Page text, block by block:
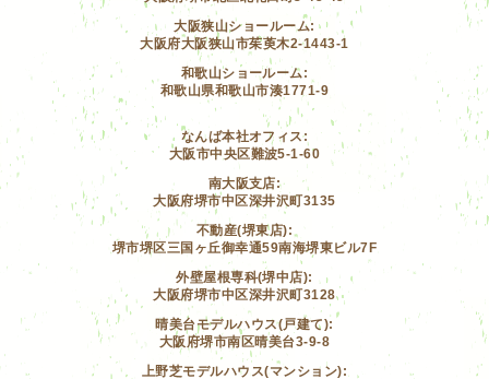
大阪狭山ショールーム:
大阪府大阪狭山市茱萸木2-1443-1
和歌山ショールーム:
和歌山県和歌山市湊1771-9
なんば本社オフィス:
大阪市中央区難波5-1-60
南大阪支店:
大阪府堺市中区深井沢町3135
不動産(堺東店):
堺市堺区三国ヶ丘御幸通59南海堺東ビル7F
外壁屋根専科(堺中店):
大阪府堺市中区深井沢町3128
晴美台モデルハウス(戸建て):
大阪府堺市南区晴美台3-9-8
上野芝モデルハウス(マンション):